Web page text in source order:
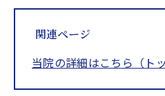
関連ページ
当院の詳細はこちら（ト